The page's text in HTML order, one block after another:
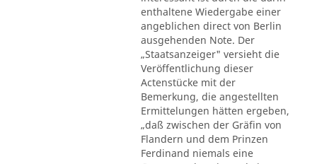
enthaltene Wiedergabe einer
angeblichen direct von Berlin
ausgehenden Note. Der
„Staatsanzeiger" versieht die
Veröffentlichung dieser
Actenstücke mit der
Bemerkung, die angestellten
Ermittelungen hätten ergeben,
„daß zwischen der Gräfin von
Flandern und dem Prinzen
Ferdinand niemals eine